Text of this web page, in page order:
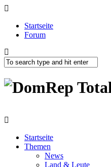
Startseite
Forum
Startseite
Themen
News
Land & Leute